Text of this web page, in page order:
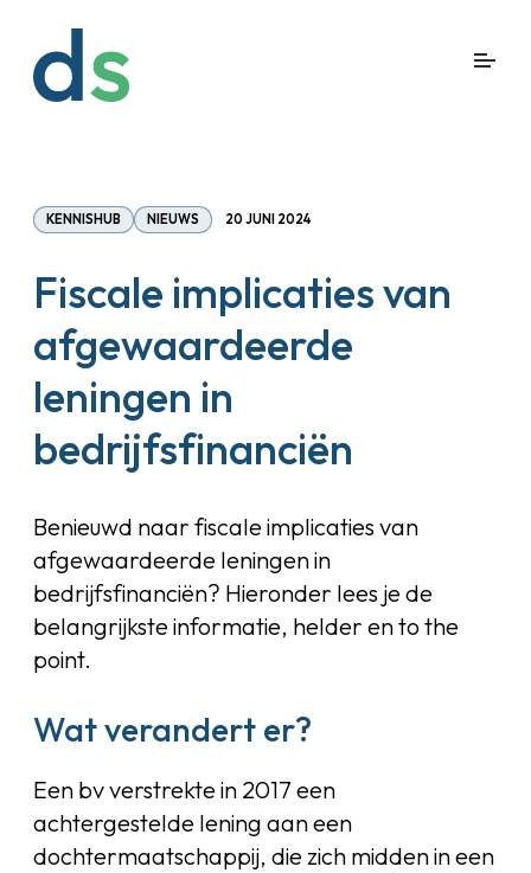
KENNISHUB NIEUWS 20 JUNI 2024
Fiscale implicaties van
afgewaardeerde
leningen in
bedrijfsfinanciën
Benieuwd naar fiscale implicaties van
afgewaardeerde leningen in
bedrijfsfinanciën? Hieronder lees je de
belangrijkste informatie, helder en to the
point.
Wat verandert er?
Een bv verstrekte in 2017 een
achtergestelde lening aan een
dochtermaatschappij, die zich midden in een